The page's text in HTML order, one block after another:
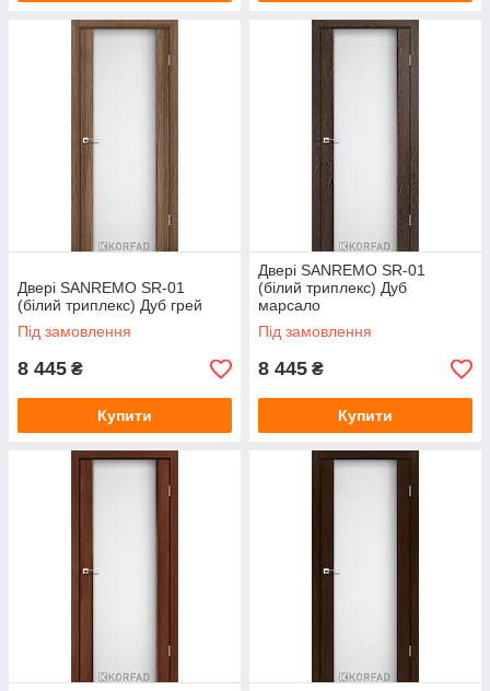
Двері SANREMO SR-01
(білий триплекс) Дуб грей
Під замовлення
8 445 ₴
Купити
Двері SANREMO SR-01
(білий триплекс) Дуб
марсало
Під замовлення
8 445 ₴
Купити